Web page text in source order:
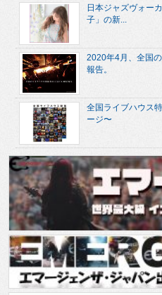
日本ジャズヴォー
子」の新...
2020年4月、全国
報告。
全国ライブハウス
ージ〜